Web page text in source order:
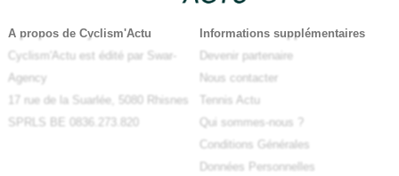
A propos de Cyclism'Actu
Cyclism'Actu est édité par Swar-
Agency
17 rue de la Suarlée, 5080 Rhisnes
SPRLS BE 0836.273.820
Informations supplémentaires
Devenir partenaire
Nous contacter
Tennis Actu
Qui sommes-nous ?
Conditions Générales
Données Personnelles